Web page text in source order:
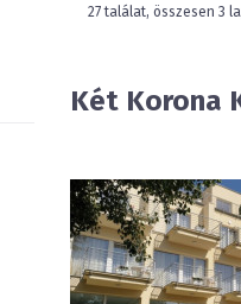
27 találat, összesen 3
Két Korona